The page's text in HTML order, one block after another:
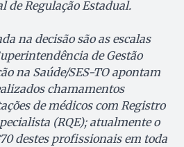
de Regulação Estadual.
na decisão são as escalas
de Gestão
na Saúde/SES-TO apontam
chamamentos
de médicos com Registro
(RQE); atualmente o
destes profissionais em toda